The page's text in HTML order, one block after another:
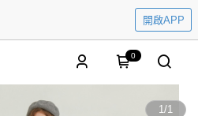
開啟APP
0
1/1